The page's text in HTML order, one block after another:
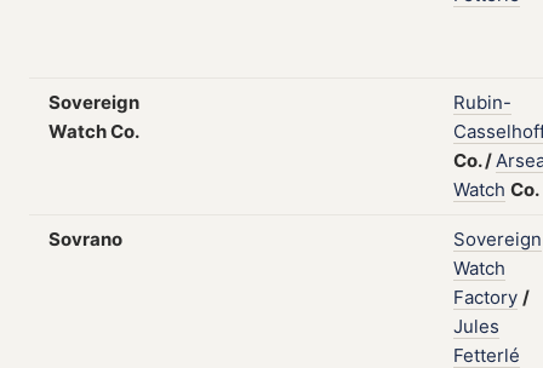
Sovereign
Watch Co.
Rubin-
Co./
Watch Co.
Sovrano
Sovereign
Watch
Factory /
Jules
Fetterlé